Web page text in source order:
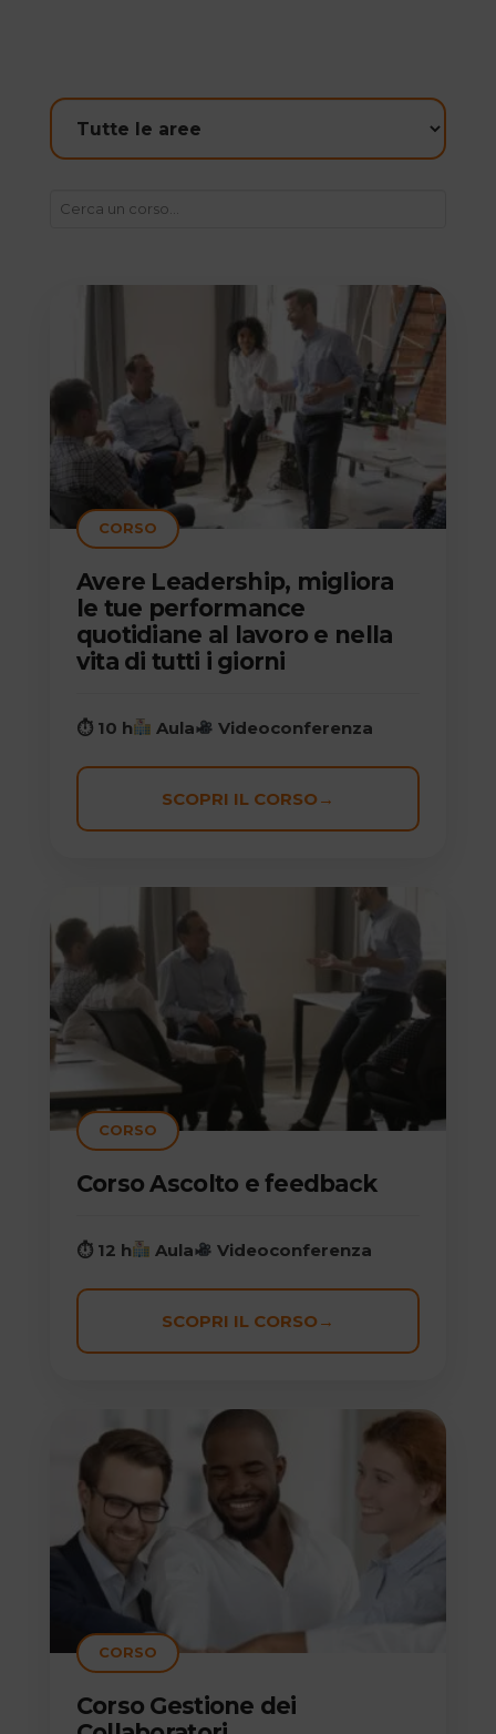
CORSO
Avere Leadership, migliora
le tue performance
quotidiane al lavoro e nella
vita di tutti i giorni
⏱ 10 h Aula Videoconferenza
SCOPRI IL CORSO →
CORSO
Corso Ascolto e feedback
⏱ 12 h Aula Videoconferenza
SCOPRI IL CORSO →
CORSO
Corso Gestione dei